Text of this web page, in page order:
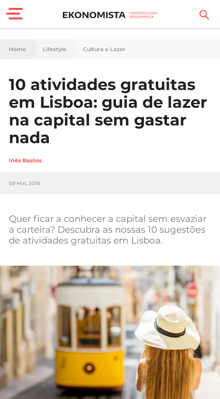
Finanças Pessoais
Carreira
Casa
Lifestyle
Sociedade
Tecnologia
Negócios
Mundial 2026
Home Lifestyle Cultura e Lazer
10 atividades gratuitas
em Lisboa: guia de lazer
na capital sem gastar
nada
Inês Bastos
08 Mai, 2018
Quer ficar a conhecer a capital sem esvaziar
a carteira? Descubra as nossas 10 sugestões
de atividades gratuitas em Lisboa.